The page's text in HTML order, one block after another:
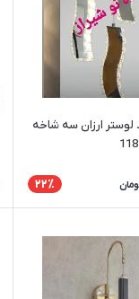
ارزان سه شاخه
22٪